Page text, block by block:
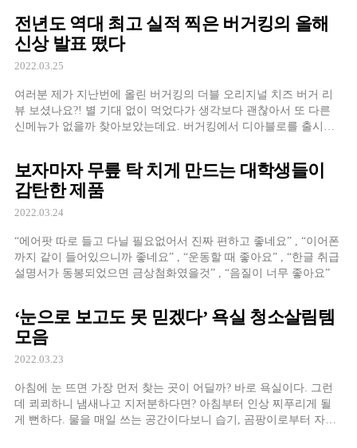
전년도 역대 최고 실적 찍은 버거킹의 올해
신상 발표 떴다
2022.03.25
여러분 제가 지난번에 올린 버거킹의 더블 오리지널 치즈 버거 리
뷰 보셨나요?! 별 기대 없이 먹었다가 생각보다 괜찮아서 또 다른
신메뉴가 없을까 찾아보았는데요. 버거킹에서 디아블로를 출시한
보자마자 무릎 탁 치게 만드는 대학생들이
감탄한 제품
2022.03.24
“에어팟 따로 들고 다닐 필요없어서 진짜 편하고 좋네요” , “이어폰
까지 같이 들어있으니까 좋네요” , “운동할 때 좋아요” , “한글 취급
설명서가 동봉되었으면 금상첨화였을것” , “음질이 너무 좋아요”
‘눈으로 보고도 못 믿겠다’ 욕실 청소살림템
모음
2022.03.23
아침에 눈 뜨면 가장 먼저 찾는 곳이 어딜까? 바로 욕실이다. 그런
데 쾨쾨하니 냄새나고 지저분하다면? 아침부터 인상 찌푸리게 될
게 뻔하다. 물을 매일 쓰는 공간이다보니 습기, 곰팡이로부터 자유